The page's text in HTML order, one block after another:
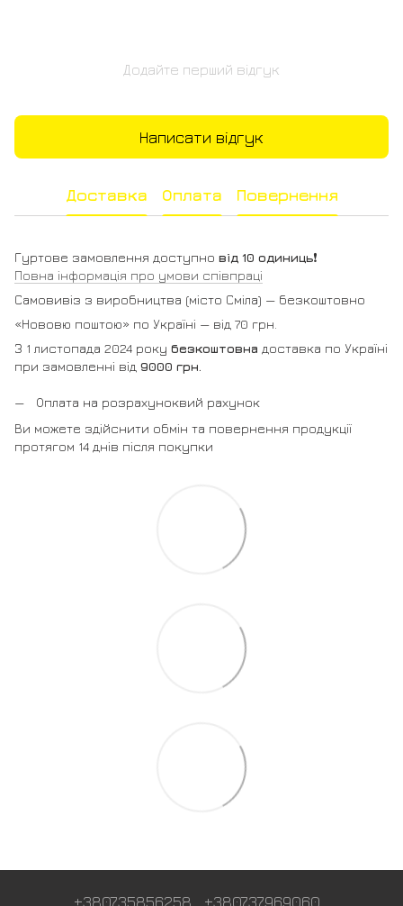
Додайте перший відгук
Написати відгук
Доставка Оплата Повернення
Гуртове замовлення доступно від 10 одиниць❗️
Повна інформація про умови співпраці
Самовивіз з виробництва (місто Сміла) — безкоштовно
«Нововю поштою» по Україні — від 70 грн.
З 1 листопада 2024 року безкоштовна доставка по Україні
при замовленні від 9000 грн.
Оплата на розрахуноквий рахунок
Ви можете здійснити обмін та повернення продукції
протягом 14 днів після покупки
+380735856258 +380737969060